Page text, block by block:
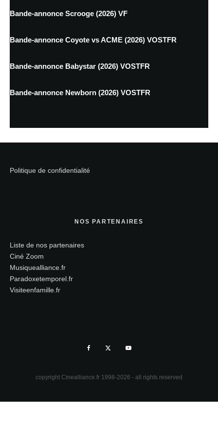
Bande-annonce Scrooge (2026) VF
Bande-annonce Coyote vs ACME (2026) VOSTFR
Bande-annonce Babystar (2026) VOSTFR
Bande-annonce Newborn (2026) VOSTFR
Politique de confidentialité
NOS PARTENAIRES
Liste de nos partenaires
Ciné Zoom
Musiquealliance.fr
Paradoxetemporel.fr
Visiteenfamille.fr
copyright Cinealliance.fr 1998-2026 - all rights reserved